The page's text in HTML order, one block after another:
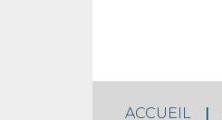
ACCUEIL